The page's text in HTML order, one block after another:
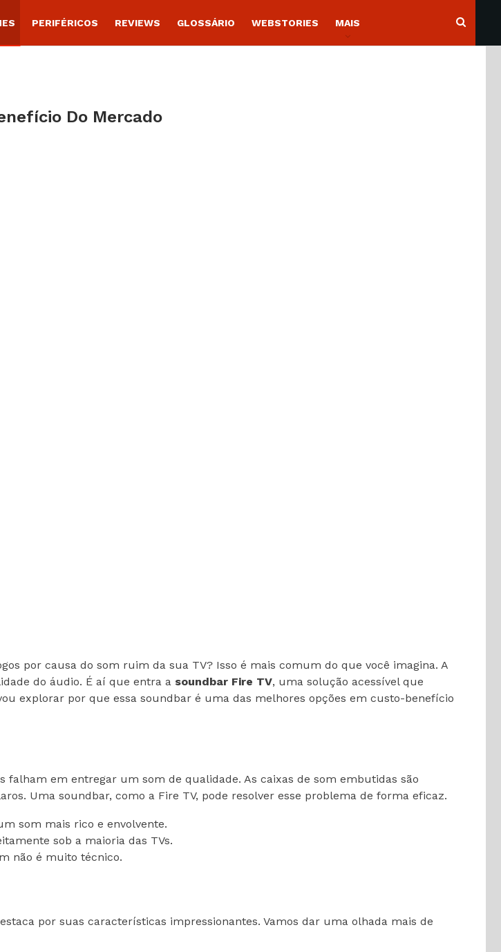
PERIFÉRICOS REVIEWS GLOSSÁRIO WEBSTORIES MAIS
Do Mercado
por causa do som ruim da sua TV? Isso é mais comum do que você imagina. A
do áudio. É aí que entra a soundbar Fire TV, uma solução acessível que
explorar por que essa soundbar é uma das melhores opções em custo-benefício
em entregar um som de qualidade. As caixas de som embutidas são
Uma soundbar, como a Fire TV, pode resolver esse problema de forma eficaz.
som mais rico e envolvente.
sob a maioria das TVs.
não é muito técnico.
por suas características impressionantes. Vamos dar uma olhada mais de